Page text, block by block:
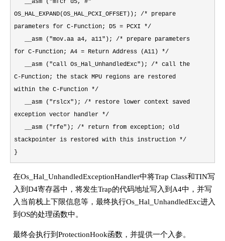
__asm ("mfcr d5, #"
OS_HAL_EXPAND(OS_HAL_PCXI_OFFSET)); /* prepare
parameters for C-Function; D5 = PCXI */
__asm ("mov.aa a4, a11"); /* prepare parameters
for C-Function; A4 = Return Address (A11) */
__asm ("call Os_Hal_UnhandledExc"); /* call the
C-Function; the stack MPU regions are restored
within the C-Function */
__asm ("rslcx"); /* restore lower context saved
exception vector handler */
__asm ("rfe"); /* return from exception; old
stackpointer is restored with this instruction */
}
在Os_Hal_UnhandledExceptionHandler中将Trap Class和TIN写
入到D4寄存器中，将发生Trap的代码地址写入到A4中，并写
入当前栈上下限信息等，最终执行Os_Hal_UnhandledExc进入
到OS的处理函数中。
最终会执行到ProtectionHook函数，并提供一个入参。